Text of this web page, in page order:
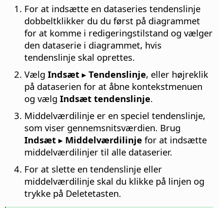
For at indsætte en dataseries tendenslinje
dobbeltklikker du du først på diagrammet
for at komme i redigeringstilstand og vælger
den dataserie i diagrammet, hvis
tendenslinje skal oprettes.
Vælg Indsæt ▸ Tendenslinje, eller højreklik
på dataserien for at åbne kontekstmenuen
og vælg Indsæt tendenslinje.
Middelværdilinje er en speciel tendenslinje,
som viser gennemsnitsværdien. Brug
Indsæt ▸ Middelværdilinje for at indsætte
middelværdilinjer til alle dataserier.
For at slette en tendenslinje eller
middelværdilinje skal du klikke på linjen og
trykke på Deletetasten.